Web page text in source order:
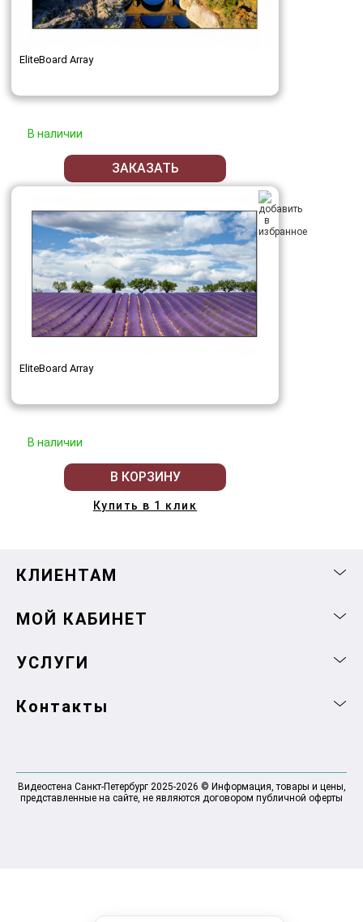
EliteBoard Array
В наличии
ЗАКАЗАТЬ
EliteBoard Array
В наличии
В КОРЗИНУ
Купить в 1 клик
КЛИЕНТАМ
МОЙ КАБИНЕТ
УСЛУГИ
Контакты
Видеостена Санкт-Петербург 2025-2026 © Информация, товары и цены,
представленные на сайте, не являются договором публичной оферты